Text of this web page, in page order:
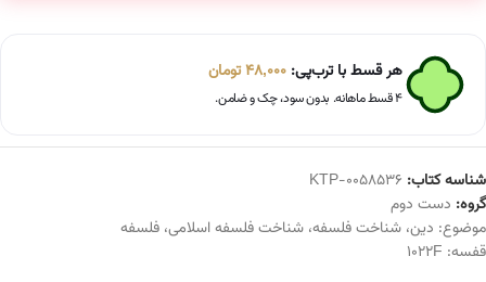
هر قسط با ترب‌پی: 48,000تومان
۴ قسط ماهانه. بدون سود، چک و ضامن.
شناسه کتاب: KTP-0058536
گروه: دست دوم
موضوع: دین، شناخت فلسفه، شناخت فلسفه اسلامی، فلسفه
قفسه: 1022F